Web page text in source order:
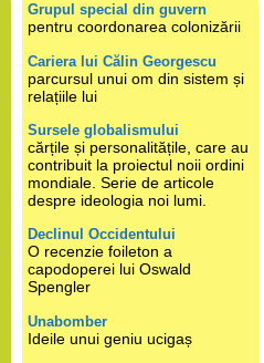
Grupul special din guvern
pentru coordonarea colonizării
Cariera lui Călin Georgescu
parcursul unui om din sistem și
relațiile lui
Sursele globalismului
cărțile și personalitățile, care au
contribuit la proiectul noii ordini
mondiale. Serie de articole
despre ideologia noi lumi.
Declinul Occidentului
O recenzie foileton a
capodoperei lui Oswald
Spengler
Unabomber
Ideile unui geniu ucigaș